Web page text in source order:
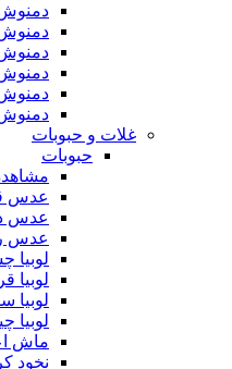
دمنوش
غلات و حبوبات
حبوبات
عدس
عدس
عدس
لوبیا
لوبیا
لوبیا
لوبیا
ماش
نخود